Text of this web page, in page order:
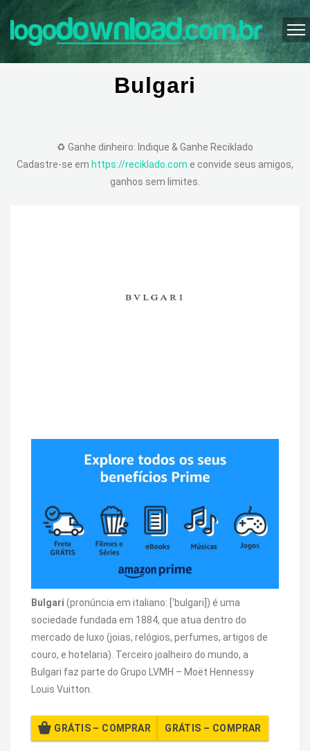
Bulgari
♻️ Ganhe dinheiro: Indique & Ganhe Reciklado
Cadastre-se em https://reciklado.com e convide seus amigos,
ganhos sem limites.
Bulgari (pronúncia em italiano: [ˈbulɡari]) é uma
sociedade fundada em 1884, que atua dentro do
mercado de luxo (joias, relógios, perfumes, artigos de
couro, e hotelaria). Terceiro joalheiro do mundo, a
Bulgari faz parte do Grupo LVMH – Moët Hennessy
Louis Vuitton.
GRÁTIS – COMPRAR